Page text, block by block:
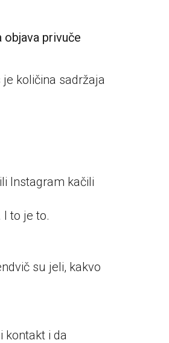
objava privuče
količina sadržaja
Instagram kačili
to je to.
su jeli, kakvo
kontakt i da